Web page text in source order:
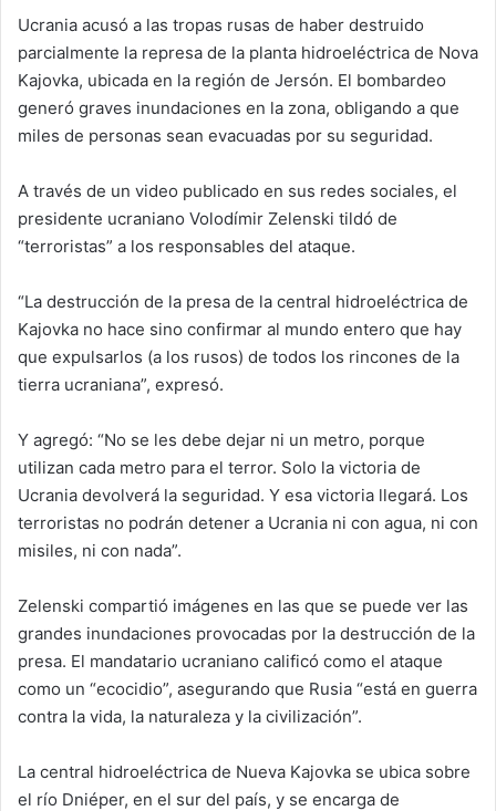
Ucrania acusó a las tropas rusas de haber destruido
parcialmente la represa de la planta hidroeléctrica de Nova
Kajovka, ubicada en la región de Jersón. El bombardeo
generó graves inundaciones en la zona, obligando a que
miles de personas sean evacuadas por su seguridad.
A través de un video publicado en sus redes sociales, el
presidente ucraniano Volodímir Zelenski tildó de
“terroristas” a los responsables del ataque.
“La destrucción de la presa de la central hidroeléctrica de
Kajovka no hace sino confirmar al mundo entero que hay
que expulsarlos (a los rusos) de todos los rincones de la
tierra ucraniana”, expresó.
Y agregó: “No se les debe dejar ni un metro, porque
utilizan cada metro para el terror. Solo la victoria de
Ucrania devolverá la seguridad. Y esa victoria llegará. Los
terroristas no podrán detener a Ucrania ni con agua, ni con
misiles, ni con nada”.
Zelenski compartió imágenes en las que se puede ver las
grandes inundaciones provocadas por la destrucción de la
presa. El mandatario ucraniano calificó como el ataque
como un “ecocidio”, asegurando que Rusia “está en guerra
contra la vida, la naturaleza y la civilización”.
La central hidroeléctrica de Nueva Kajovka se ubica sobre
el río Dniéper, en el sur del país, y se encarga de